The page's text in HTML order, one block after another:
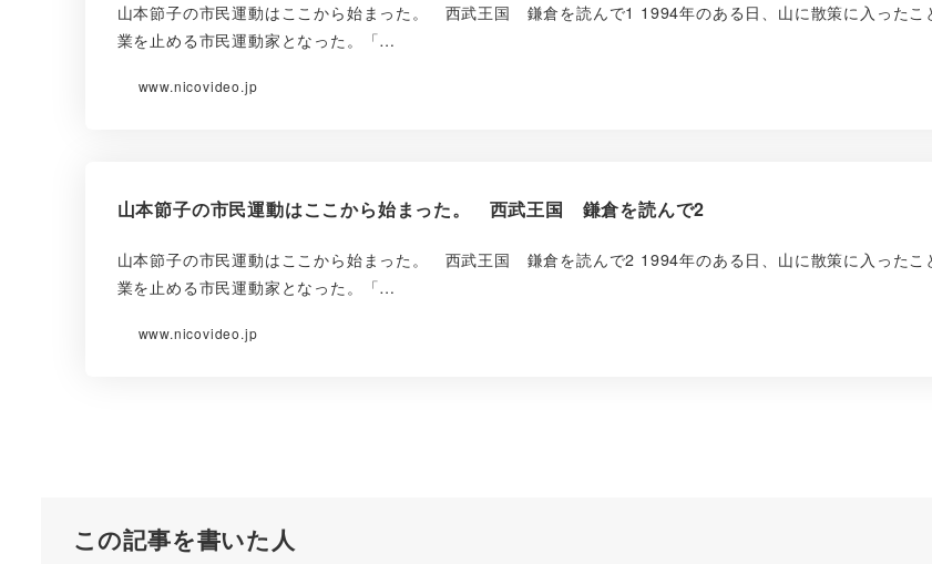
山本節子の市民運動はここから始まった。 西武王国 鎌倉を読んで1 1994年のある日、山に散策に入ったこ
業を止める市民運動家となった。「…
www.nicovideo.jp
山本節子の市民運動はここから始まった。 西武王国 鎌倉を読んで2
山本節子の市民運動はここから始まった。 西武王国 鎌倉を読んで2 1994年のある日、山に散策に入ったこ
業を止める市民運動家となった。「…
www.nicovideo.jp
この記事を書いた人